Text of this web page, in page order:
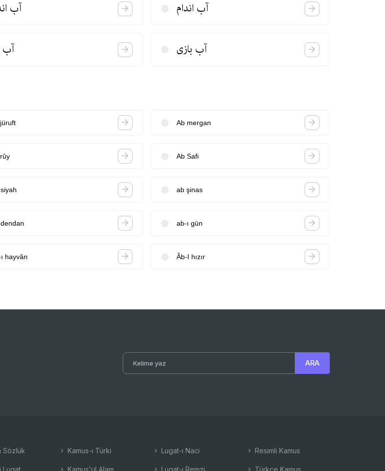
آب آب اندام
آب آب بازی
Ab mergan
Ab Safi
ab şinas
ab-ı gün
hayvân Âb-I hızır
Sözlük
Lugat
Kamus-ı Türki
Kamus'ul Alam
Lugat-ı Naci
Lugat-ı Remzi
Resimli Kamus
Türkçe Kamus